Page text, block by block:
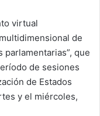
virtual
de
parlamentarias”, que
de sesiones
de Estados
y el miércoles,